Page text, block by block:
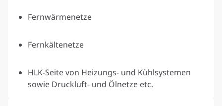
Fernwärmenetze
Fernkältenetze
HLK-Seite von Heizungs- und Kühlsystemen
sowie Druckluft- und Ölnetze etc.